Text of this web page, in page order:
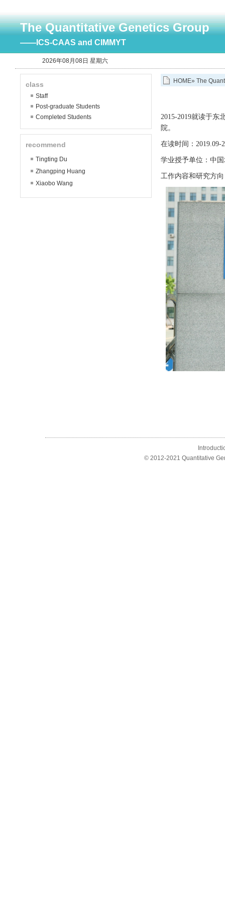
The Quantitative Genetics Group
——ICS-CAAS and CIMMYT
2026年08月08日 星期六
class
Staff
Post-graduate Students
Completed Students
recommend
Tingting Du
Zhangping Huang
Xiaobo Wang
HOME» The
2015-2019就读于东
院。
在读时间：2019.09-
学业授予单位：中
工作内容和研究方
© 2012-2021 Quantitative